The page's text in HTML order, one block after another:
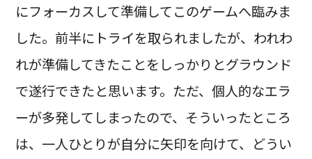
にフォーカスして準備してこのゲームへ臨みま
した。前半にトライを取られましたが、われわ
れが準備してきたことをしっかりとグラウンド
で遂行できたと思います。ただ、個人的なエラ
ーが多発してしまったので、そういったところ
は、一人ひとりが自分に矢印を向けて、どうい